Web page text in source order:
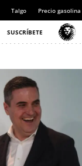
Talgo Precio gasolina